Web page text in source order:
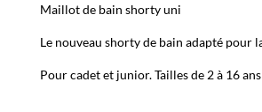
Maillot de bain shorty uni
Le nouveau shorty de bain adapté pour
Pour cadet et junior. Tailles de 2 à 16